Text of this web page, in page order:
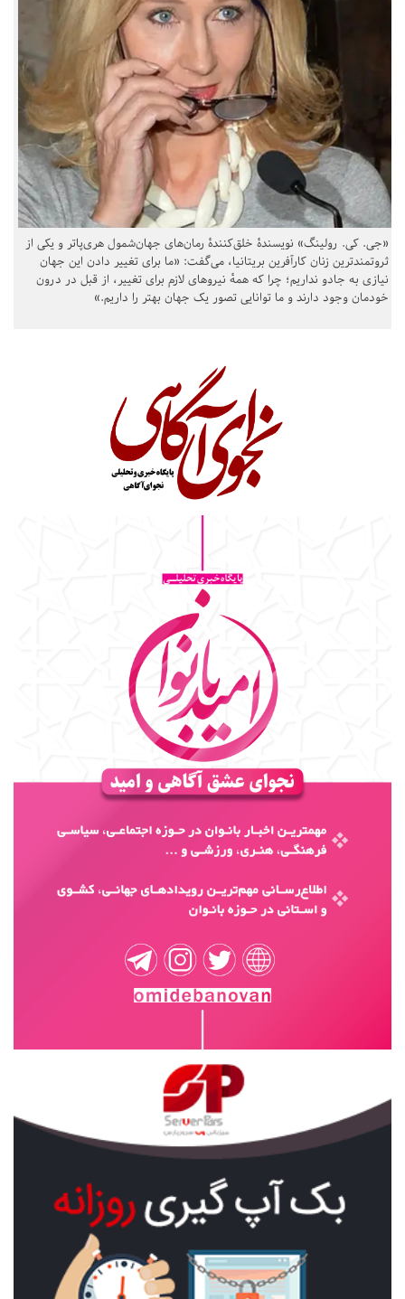
«جی. کی. رولینگ» نویسندهٔ خلق‌کنندهٔ رمان‌های جهان‌شمول هری‌پاتر و یکی از
ثروتمندترین زنان کارآفرین بریتانیا، می‌گفت: «ما برای تغییر دادن این جهان
نیازی به جادو نداریم؛ چرا که همهٔ نیروهای لازم برای تغییر، از قبل در درون
خودمان وجود دارند و ما توانایی تصور یک جهان بهتر را داریم.»